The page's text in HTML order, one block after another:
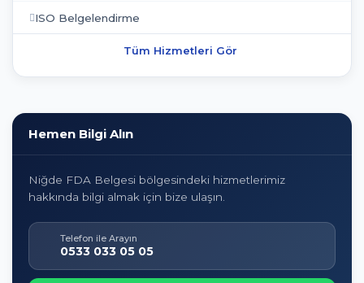
ISO Belgelendirme
Tüm Hizmetleri Gör
Hemen Bilgi Alın
Niğde FDA Belgesi bölgesindeki hizmetlerimiz
hakkında bilgi almak için bize ulaşın.
Telefon ile Arayın
0533 033 05 05